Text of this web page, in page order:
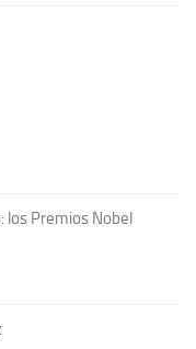
los Premios Nobel